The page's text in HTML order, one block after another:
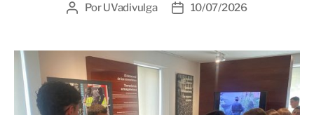
PorUVadivulga 10/07/2026